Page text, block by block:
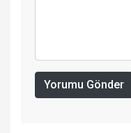
Yorumu Gönder